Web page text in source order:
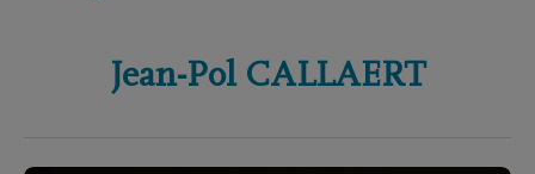
Jean-Pol CALLAERT